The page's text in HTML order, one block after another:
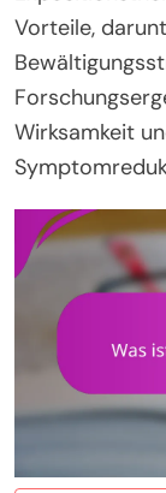
Vorteile,
Wirksamkeit